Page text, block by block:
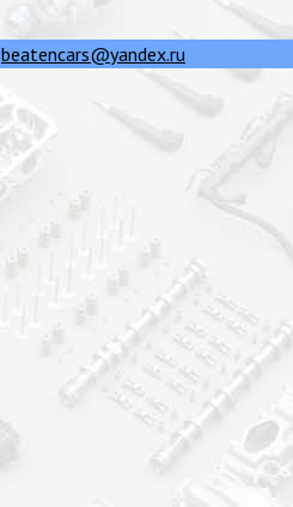
beatencars@yandex.ru